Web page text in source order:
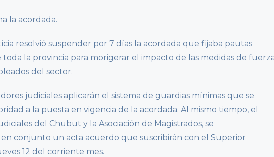
la acordada.
resolvió suspender por 7 días la acordada que fijaba pautas
toda la provincia para morigerar el impacto de las medidas de
del sector.
judiciales aplicarán el sistema de guardias mínimas que se
a la puesta en vigencia de la acordada. Al mismo tiempo, el
del Chubut y la Asociación de Magistrados, se
conjunto un acta acuerdo que suscribirán con el Superior
12 del corriente mes.